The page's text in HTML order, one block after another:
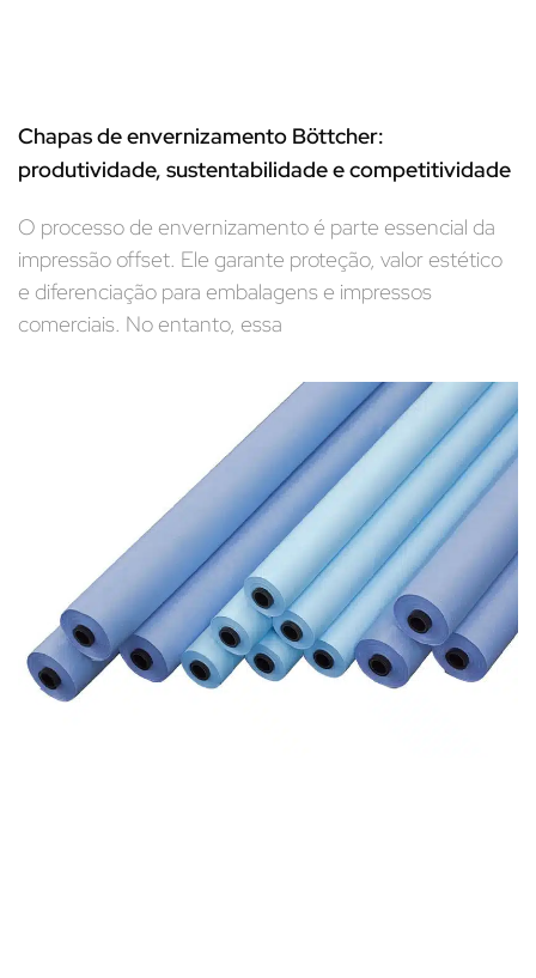
Chapas de envernizamento Böttcher:
produtividade, sustentabilidade e competitividade
O processo de envernizamento é parte essencial da
impressão offset. Ele garante proteção, valor estético
e diferenciação para embalagens e impressos
comerciais. No entanto, essa